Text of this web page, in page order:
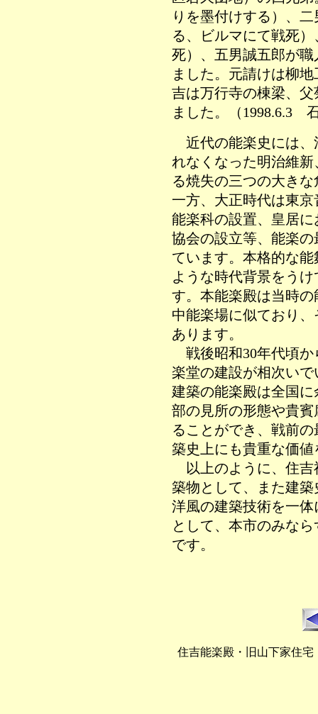
りを墨付けする）、
る、ビルマにて戦死
死）、五男誠五郎が
ました。元請けは柳
吉は万行寺の棟梁、
ました。（1998.6.3
近代の能楽史には、
れなくなった明治維
る焼失の三つの大き
一方、大正時代は東
能楽科の設置、皇居
協会の設立等、能楽
ています。本格的な
ような時代背景をう
す。本能楽殿は当時
中能楽場に似ており
あります。
戦後昭和30年代頃か
楽堂の建設が相次い
建築の能楽殿は全国
部の見所の形態や貴
ることができ、戦前
築史上にも貴重な価
以上のように、住吉
築物として、また建
洋風の建築技術を一
として、本市のみな
です。
住吉能楽殿・旧山下家住